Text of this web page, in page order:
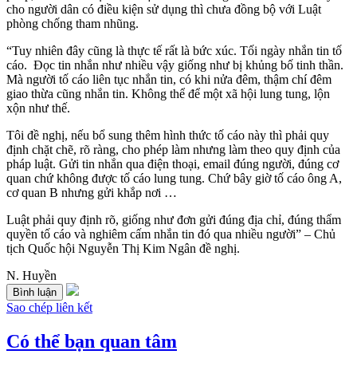
cho người dân có điều kiện sử dụng thì chưa đồng bộ với Luật
phòng chống tham nhũng.
“Tuy nhiên đây cũng là thực tế rất là bức xúc. Tối ngày nhắn tin tố
cáo. Đọc tin nhắn như nhiều vậy giống như bị khủng bố tinh thần.
Mà người tố cáo liên tục nhắn tin, có khi nửa đêm, thậm chí đêm
giao thừa cũng nhắn tin. Không thể để một xã hội lung tung, lộn
xộn như thế.
Tôi đề nghị, nếu bổ sung thêm hình thức tố cáo này thì phải quy
định chặt chẽ, rõ ràng, cho phép làm nhưng làm theo quy định của
pháp luật. Gửi tin nhắn qua điện thoại, email đúng người, đúng cơ
quan chứ không được tố cáo lung tung. Chứ bây giờ tố cáo ông A,
cơ quan B nhưng gửi khắp nơi …
Luật phải quy định rõ, giống như đơn gửi đúng địa chỉ, đúng thẩm
quyền tố cáo và nghiêm cấm nhắn tin đó qua nhiều người” – Chủ
tịch Quốc hội Nguyễn Thị Kim Ngân đề nghị.
N. Huyền
Bình luận
Sao chép liên kết
Có thể bạn quan tâm